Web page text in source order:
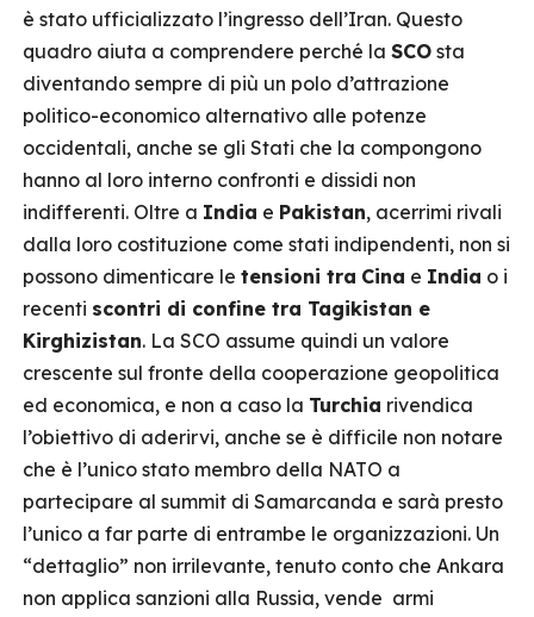
è stato ufficializzato l’ingresso dell’Iran. Questo
quadro aiuta a comprendere perché la SCO sta
diventando sempre di più un polo d’attrazione
politico-economico alternativo alle potenze
occidentali, anche se gli Stati che la compongono
hanno al loro interno confronti e dissidi non
indifferenti. Oltre a India e Pakistan, acerrimi rivali
dalla loro costituzione come stati indipendenti, non si
possono dimenticare le tensioni tra Cina e India o i
recenti scontri di confine tra Tagikistan e
Kirghizistan. La SCO assume quindi un valore
crescente sul fronte della cooperazione geopolitica
ed economica, e non a caso la Turchia rivendica
l’obiettivo di aderirvi, anche se è difficile non notare
che è l’unico stato membro della NATO a
partecipare al summit di Samarcanda e sarà presto
l’unico a far parte di entrambe le organizzazioni. Un
“dettaglio” non irrilevante, tenuto conto che Ankara
non applica sanzioni alla Russia, vende armi